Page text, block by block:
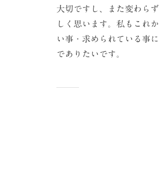
大切ですし、また変わら
しく思います。私もこれ
い事・求められている事
でありたいです。